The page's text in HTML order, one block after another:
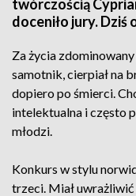
twórczością
doceniło jury.
Za życia
samotnik, cierpiał na
dopiero po śmierci.
intelektualna i często
młodzi.
Konkurs w stylu
trzeci. Miał